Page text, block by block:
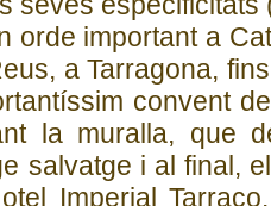
orde important a
a Tarragona,
convent
la muralla, que
salvatge i al final,
Imperial